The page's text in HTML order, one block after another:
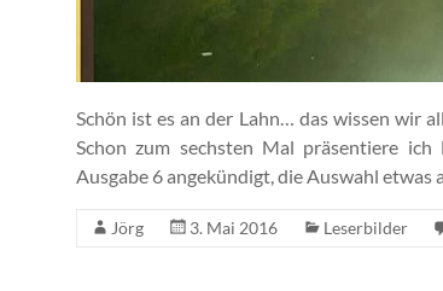
Schön ist es an der Lahn… das wissen wir
Schon zum sechsten Mal präsentiere ich
Ausgabe 6 angekündigt, die Auswahl etwas
Jörg 3. Mai 2016 Leserbilder